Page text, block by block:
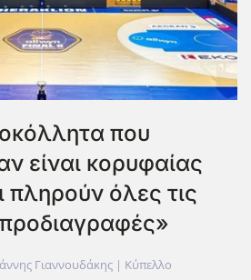
που
είναι κορυφαίας
πληρούν όλες τις
Γιαννουδάκης | Κύπελλο